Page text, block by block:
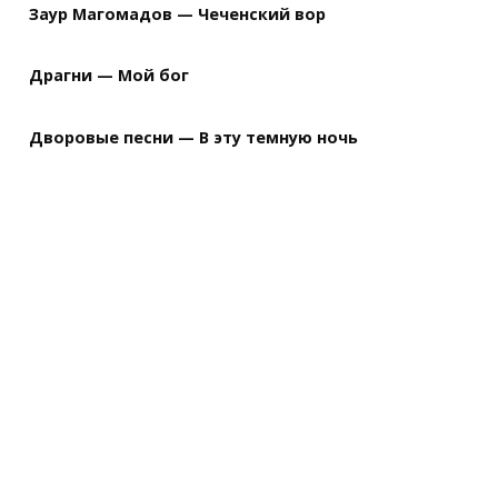
Заур Магомадов — Чеченский вор
Драгни — Мой бог
Дворовые песни — В эту темную ночь